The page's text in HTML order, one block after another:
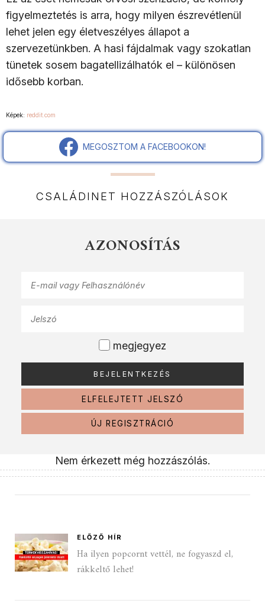
figyelmeztetés is arra, hogy milyen észrevétlenül
lehet jelen egy életveszélyes állapot a
szervezetünkben. A hasi fájdalmak vagy szokatlan
tünetek sosem bagatellizálhatók el – különösen
idősebb korban.
Képek: reddit.com
MEGOSZTOM A FACEBOOKON!
CSALÁDINET HOZZÁSZÓLÁSOK
AZONOSÍTÁS
megjegyez
ELFELEJTETT JELSZÓ
ÚJ REGISZTRÁCIÓ
Nem érkezett még hozzászólás.
ELŐZŐ HÍR
Ha ilyen popcornt vettél, ne fogyaszd el,
rákkeltő lehet!